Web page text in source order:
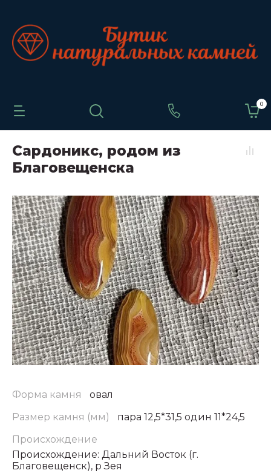
0
Сардоникс, родом из
Благовещенска
Форма камня
овал
Размер камня (мм)
пара 12,5*31,5 один 11*24,5
Происхождение
Происхождение: Дальний Восток (г.
Благовещенск), р Зея